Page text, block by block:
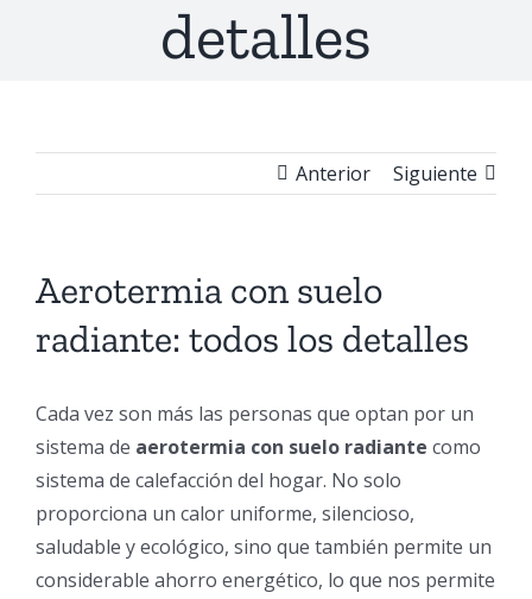
detalles
Anterior Siguiente
Aerotermia con suelo
radiante: todos los detalles
Cada vez son más las personas que optan por un
sistema de aerotermia con suelo radiante como
sistema de calefacción del hogar. No solo
proporciona un calor uniforme, silencioso,
saludable y ecológico, sino que también permite un
considerable ahorro energético, lo que nos permite